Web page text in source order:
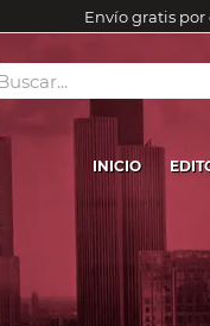
Envío gratis
INICIO